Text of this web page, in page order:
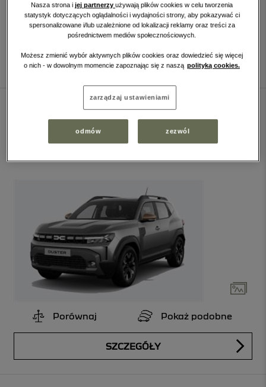
WYNIKIWYSZUKIWANIA
według:
DACIA DUSTER
Duster 1.0 TCe Extreme LPG
Porównaj Pokaż podobne
SZCZEGÓŁY
Nasza strona i jej partnerzy używają plików cookies w celu tworzenia
statystyk dotyczących oglądalności i wydajności strony, aby pokazywać ci
spersonalizowane i/lub uzależnione od lokalizacji reklamy oraz treści za
pośrednictwem mediów społecznościowych.
Możesz zmienić wybór aktywnych plików cookies oraz dowiedzieć się więcej
o nich - w dowolnym momencie zapoznając się z naszą polityką cookies.
zarządzaj ustawieniami
odmów zezwól